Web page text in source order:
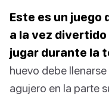
Este es un juego
a la vez
jugar durante la
huevo debe
agujero en la parte